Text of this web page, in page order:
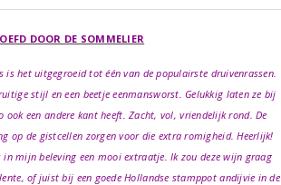
DOOR DE SOMMELIER
is het uitgegroeid tot één van de populairste druivenrassen.
stijl en een beetje eenmansworst. Gelukkig laten ze bij
ook een andere kant heeft. Zacht, vol, vriendelijk rond. De
op de gistcellen zorgen voor die extra romigheid. Heerlijk!
mijn beleving een mooi extraatje. Ik zou deze wijn graag
of juist bij een goede Hollandse stamppot andijvie in de